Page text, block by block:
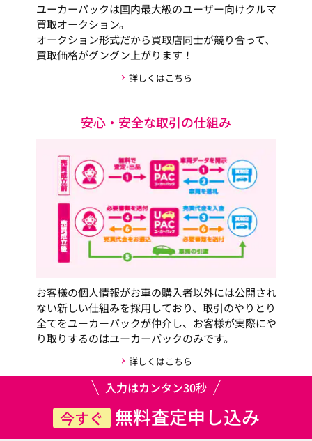
ユーカーパックは国内最大級のユーザー向けクルマ
買取オークション。
オークション形式だから買取店同士が競り合って、
買取価格がグングン上がります！
詳しくはこちら
安心・安全な取引の仕組み
お客様の個人情報がお車の購入者以外には公開され
ない新しい仕組みを採用しており、取引のやりとり
全てをユーカーパックが仲介し、お客様が実際にや
り取りするのはユーカーパックのみです。
詳しくはこちら
入力はカンタン30秒
今すぐ 無料査定申し込み